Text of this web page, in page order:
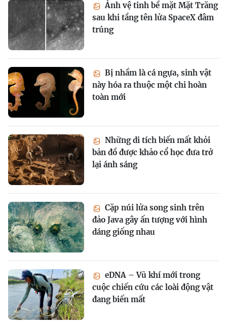
Ảnh vệ tinh bề mặt Mặt Trăng
sau khi tầng tên lửa SpaceX đâm
trúng
Bị nhầm là cá ngựa, sinh vật
này hóa ra thuộc một chi hoàn
toàn mới
Những di tích biến mất khỏi
bản đồ được khảo cổ học đưa trở
lại ánh sáng
Cặp núi lửa song sinh trên
đảo Java gây ấn tượng với hình
dáng giống nhau
eDNA – Vũ khí mới trong
cuộc chiến cứu các loài động vật
đang biến mất